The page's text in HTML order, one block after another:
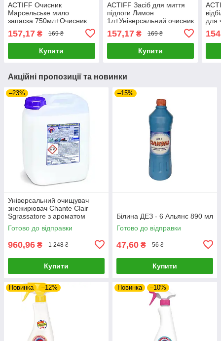
ACTIFF Очисник
Марсельське мило
запаска 750мл+Очисник
750мл в подарунок
157,17 ₴ 169 ₴
Купити
ACTIFF Засіб для миття
підлоги Лимон
1л+Універсальний очисник
мило 750мл в подарунок
157,17₴ 169 ₴
Купити
для
Акційні пропозиції та новинки
–23%
Універсальний очищувач
знежирювач Chante Clair
Sgrassatore з ароматом
лаванда 5 л
Готово до відправки
960,96 ₴ 1 248 ₴
Купити
–15%
Білина ДЕЗ - 6 Альянс 890 мл
Готово до відправки
47,60 ₴ 56 ₴
Купити
Новинка –12% Новинка –10%